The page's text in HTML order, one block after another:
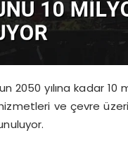
2050 yılına kadar 10
ve çevre